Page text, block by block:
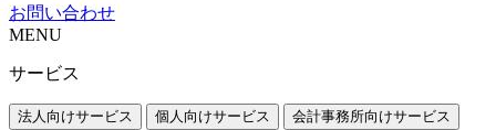
お問い合わせ
MENU
サービス
法人向けサービス 個人向けサービス 会計事務所向けサービス